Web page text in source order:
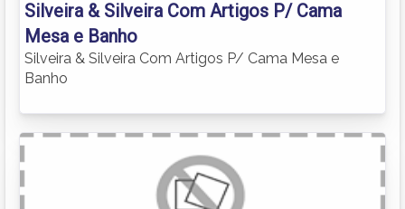
Silveira & Silveira Com Artigos P/ Cama
Mesa e Banho
Silveira & Silveira Com Artigos P/ Cama Mesa e
Banho